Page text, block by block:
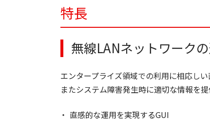
特長
無線LANネットワーク
エンタープライズ領域での利用に相応し
またシステム障害発生時に適切な情報を
直感的な運用を実現するGUI